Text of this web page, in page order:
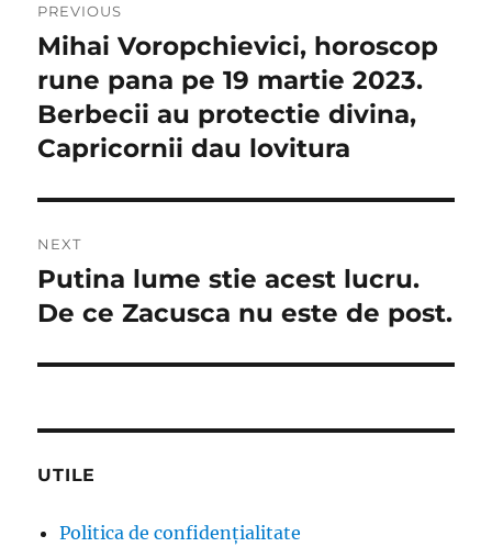
în
articole
PREVIOUS
Previous
post:
Mihai Voropchievici, horoscop
rune pana pe 19 martie 2023.
Berbecii au protectie divina,
Capricornii dau lovitura
NEXT
Next
post:
Putina lume stie acest lucru.
De ce Zacusca nu este de post.
UTILE
Politica de confidențialitate